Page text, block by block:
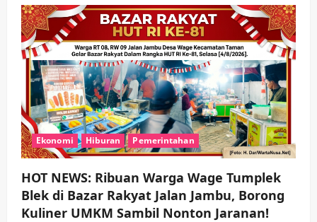
Ekonomi Hiburan Pemerintahan
HOT NEWS: Ribuan Warga Wage Tumplek
Blek di Bazar Rakyat Jalan Jambu, Borong
Kuliner UMKM Sambil Nonton Jaranan!